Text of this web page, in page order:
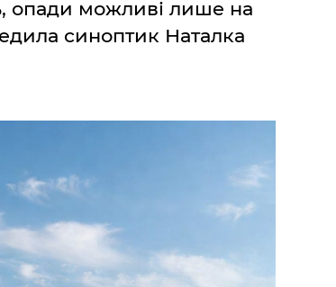
опади можливі лише на
синоптик Наталка